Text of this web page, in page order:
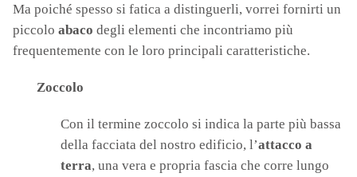
Ma poiché spesso si fatica a distinguerli, vorrei fornirti un
piccolo abaco degli elementi che incontriamo più
frequentemente con le loro principali caratteristiche.
Zoccolo
Con il termine zoccolo si indica la parte più bassa
della facciata del nostro edificio, l’attacco a
terra, una vera e propria fascia che corre lungo